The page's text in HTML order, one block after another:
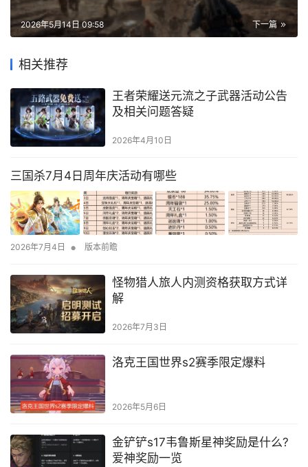
下一篇
2026年5月14日 09:58
相关推荐
王者荣耀送元流之子武器活动公告
及相关问题答疑
2026年4月10日
三国杀7月4日周年庆活动有哪些
2026年7月4日 • 版本前瞻
怪物猎人旅人内测资格获取方式详
解
2026年7月3日
洛克王国世界s2赛季限定爆料
2026年5月6日
金铲铲s17韦鲁斯星神奖励是什么?
爱神奖励一览